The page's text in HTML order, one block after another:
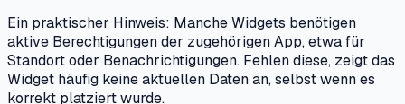
Ein praktischer Hinweis: Manche Widgets benötigen
aktive Berechtigungen der zugehörigen App, etwa für
Standort oder Benachrichtigungen. Fehlen diese, zeigt das
Widget häufig keine aktuellen Daten an, selbst wenn es
korrekt platziert wurde.